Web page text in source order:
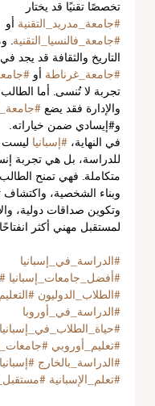
تخصصًا تقنيًا قد يختار
#جامعة_مدريد_التقنية أو
#جامعة_فالنسيا_التقنية .
التاريخ والثقافة قد يجد في
#جامعة_غرناطة أو
تجربة لا تُنسى. أما الطالب
والإدارة فقد يضع
و#إيسادي ضمن خياراته.
في النهاية، #إسبانيا ليست
للدراسة، بل هي تجربة
متكاملة. فهي تمنح
وبناء الشخصية، واكتشاف
وتكوين صداقات دولية،
لمستقبل مهني أكثر
#الدراسة_في_إسبانيا
#أفضل_جامعات_إسبانيا
#الطلاب_الدوليون
#الدراسة_في_أوروبا
#حياة_الطلاب_في_إسبانيا
#تعليم_أوروبي
#الدراسة_بالخارج
#تعلم_الإسبانية